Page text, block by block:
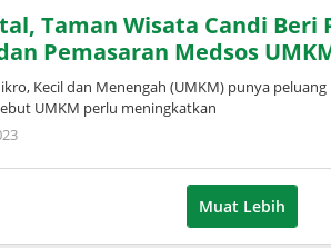
Taman Wisata Candi Beri
Pemasaran Medsos
Kecil dan Menengah (UMKM) punya
UMKM perlu meningkatkan
Muat Lebih